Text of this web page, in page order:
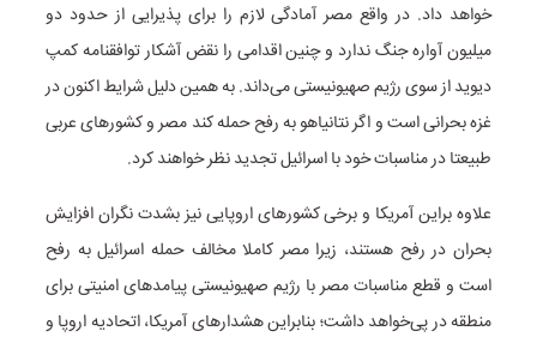
خواهد داد. در واقع مصر آمادگی لازم را برای پذیرایی از حدود دو
میلیون آواره جنگ ندارد و چنین اقدامی را نقض آشکار توافقنامه کمپ
دیوید از سوی رژیم صهیونیستی می‌داند. به همین دلیل شرایط اکنون در
غزه بحرانی است و اگر نتانیاهو به رفح حمله کند مصر و کشور‌های عربی
طبیعتا در مناسبات خود با اسرائیل تجدید نظر خواهند کرد.
علاوه براین آمریکا و برخی کشور‌های اروپایی نیز بشدت نگران افزایش
بحران در رفح هستند، زیرا مصر کاملا مخالف حمله اسرائیل به رفح
است و قطع مناسبات مصر با رژیم صهیونیستی پیامد‌های امنیتی برای
منطقه در پی‌خواهد داشت؛ بنابراین هشدار‌های آمریکا، اتحادیه اروپا و